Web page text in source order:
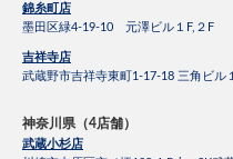
錦糸町店
墨田区緑4-19-10 元澤ビル１F,２F
吉祥寺店
武蔵野市吉祥寺東町1-17-18 三角ビル
神奈川県（4店舗）
武蔵小杉店